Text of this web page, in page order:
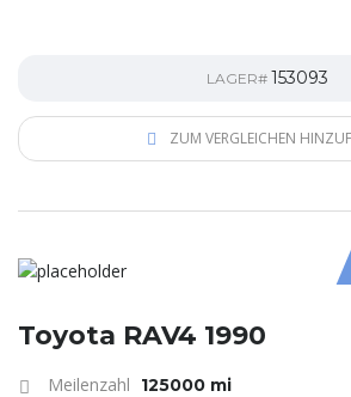
LAGER# 153093
ZUM VERGLEICHEN
Toyota RAV4 1990
Meilenzahl 125000 mi